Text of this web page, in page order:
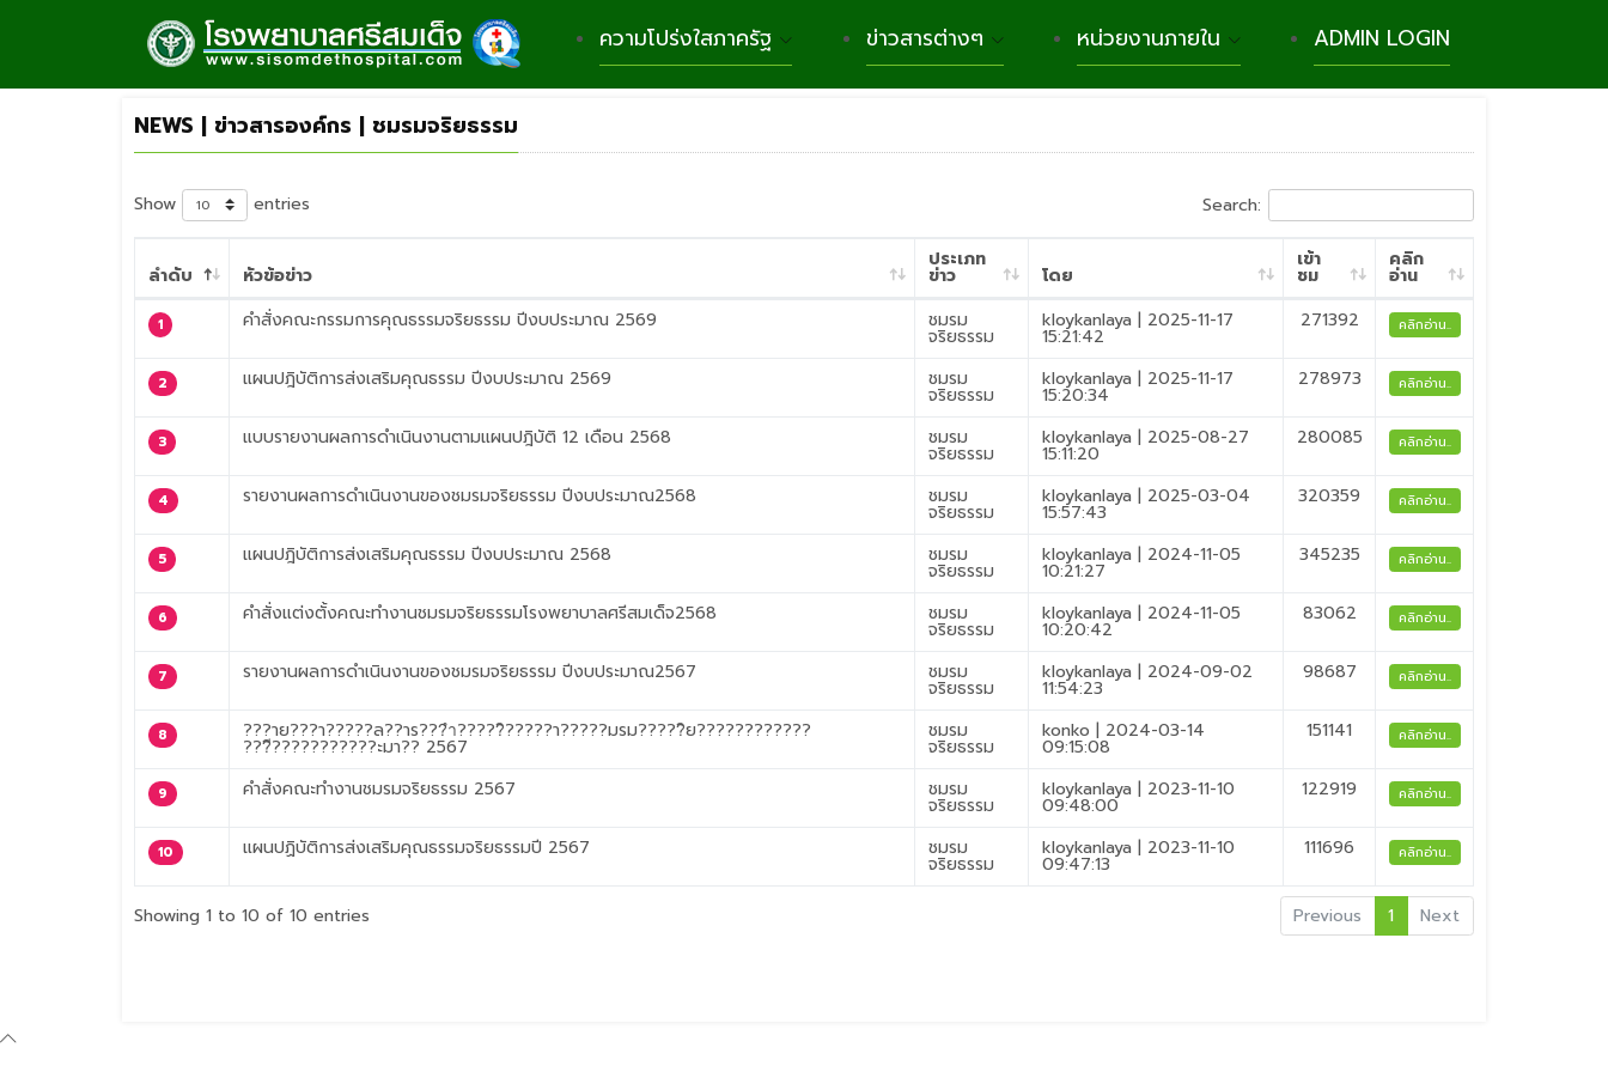
ความโปร่งใสภาครัฐ ข่าวสารต่างๆ หน่วยงานภายใน ADMIN LOGIN
NEWS | ข่าวสารองค์กร | ชมรมจริยธรรม
Show entries Search:
ลำดับ หัวข้อข่าว
ประเภท
ข่าว โดย
เข้า
ชม
คลิก
อ่าน
1 คำสั่งคณะกรรมการคุณธรรมจริยธรรม ปีงบประมาณ 2569 ชมรม
จริยธรรม
kloykanlaya | 2025-11-17
15:21:42
271392 คลิกอ่าน..
2 แผนปฎิบัติการส่งเสริมคุณธรรม ปีงบประมาณ 2569 ชมรม
จริยธรรม
kloykanlaya | 2025-11-17
15:20:34
278973 คลิกอ่าน..
3 แบบรายงานผลการดำเนินงานตามแผนปฎิบัติ 12 เดือน 2568 ชมรม
จริยธรรม
kloykanlaya | 2025-08-27
15:11:20
280085 คลิกอ่าน..
4 รายงานผลการดำเนินงานของชมรมจริยธรรม ปีงบประมาณ2568 ชมรม
จริยธรรม
kloykanlaya | 2025-03-04
15:57:43
320359 คลิกอ่าน..
5 แผนปฎิบัติการส่งเสริมคุณธรรม ปีงบประมาณ 2568 ชมรม
จริยธรรม
kloykanlaya | 2024-11-05
10:21:27
345235 คลิกอ่าน..
6 คำสั่งแต่งตั้งคณะทำงานชมรมจริยธรรมโรงพยาบาลศรีสมเด็จ2568 ชมรม
จริยธรรม
kloykanlaya | 2024-11-05
10:20:42
83062 คลิกอ่าน..
7 รายงานผลการดำเนินงานของชมรมจริยธรรม ปีงบประมาณ2567 ชมรม
จริยธรรม
kloykanlaya | 2024-09-02
11:54:23
98687 คลิกอ่าน..
8 ???าย???า?????ล??าร???ำ?????ิ?????า?????มรม?????ิย????????????
???ี???????????ะมา?? 2567
ชมรม
จริยธรรม
konko | 2024-03-14
09:15:08
151141 คลิกอ่าน..
9 คำสั่งคณะทำงานชมรมจริยธรรม 2567 ชมรม
จริยธรรม
kloykanlaya | 2023-11-10
09:48:00
122919 คลิกอ่าน..
10 แผนปฏิบัติการส่งเสริมคุณธรรมจริยธรรมปี 2567 ชมรม
จริยธรรม
kloykanlaya | 2023-11-10
09:47:13
111696 คลิกอ่าน..
Showing 1 to 10 of 10 entries Previous 1 Next